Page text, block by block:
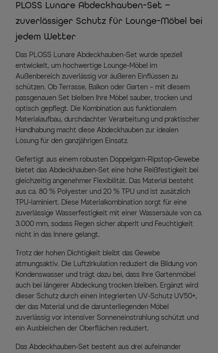
PLOSS Lunare Abdeckhauben-Set –
zuverlässiger Schutz für Lounge-Möbel bei
jedem Wetter
Das PLOSS Lunare Abdeckhauben-Set wurde speziell
entwickelt, um hochwertige Lounge-Möbel im
Außenbereich zuverlässig vor äußeren Einflüssen zu
schützen. Ob Terrasse, Balkon oder Garten – mit diesem
passgenauen Set bleiben Ihre Möbel sauber, trocken und
optisch gepflegt. Die Kombination aus funktionalem
Materialaufbau, durchdachter Verarbeitung und praktischer
Handhabung macht diese Abdeckhauben zur idealen
Lösung für den ganzjährigen Einsatz.
Gefertigt aus einem robusten Doppelgarn-Ripstop-Gewebe
bietet das Abdeckhauben-Set eine hohe Reißfestigkeit bei
gleichzeitig angenehmer Flexibilität. Das Material besteht
aus ca. 80 % Polyester und 20 % TPU und ist zusätzlich
TPU-laminiert. Diese Materialkombination sorgt für eine
zuverlässige Wasserfestigkeit mit einer Wassersäule von ca.
3.000 mm, sodass Regen sicher abperlt und Feuchtigkeit
nicht in das Innere gelangt.
Trotz der hohen Dichtigkeit bleibt das Gewebe
atmungsaktiv. Die Luftzirkulation reduziert die Bildung von
Kondenswasser und trägt dazu bei, dass Ihre Gartenmöbel
auch bei längerer Abdeckung trocken bleiben. Ergänzt wird
dieser Schutz durch einen integrierten UV-Schutz UV50+,
der das Material und die darunterliegenden Möbel
zuverlässig vor intensiver Sonneneinstrahlung schützt und
ein Ausbleichen der Oberflächen reduziert.
Das Abdeckhauben-Set besteht aus drei aufeinander